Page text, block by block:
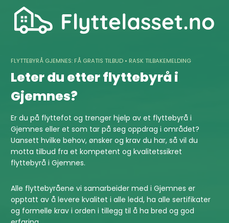
content
FLYTTEBYRÅ GJEMNES: FÅ GRATIS TILBUD • RASK TILBAKEMELDING
Leter du etter flyttebyrå i
Gjemnes?
Er du på flyttefot og trenger hjelp av et flyttebyrå i
Gjemnes eller et som tar på seg oppdrag i området?
Uansett hvilke behov, ønsker og krav du har, så vil du
motta tilbud fra et kompetent og kvalitetssikret
flyttebyrå i Gjemnes.
Alle flyttebyråene vi samarbeider med i Gjemnes er
opptatt av å levere kvalitet i alle ledd, ha alle sertifikater
og formelle krav i orden i tillegg til å ha bred og god